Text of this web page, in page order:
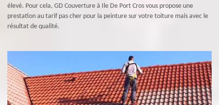
élevé. Pour cela, GD Couverture à Ile De Port Cros vous propose une
prestation au tarif pas cher pour la peinture sur votre toiture mais avec le
résultat de qualité.